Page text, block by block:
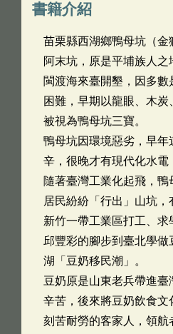
書籍介紹
苗栗縣西湖鄉鴨母坑（金
阿末坑，原是平埔族人之
閩渡海來臺開墾，因多數
困難，早期以龍眼、木炭
被視為鴨母坑三寶。
鴨母坑因環境惡劣，早年
辛，很晚才有現代化水電
隨著臺灣工業化起飛，鴨
居民紛紛「行出」山坑，
新竹一帶工業區打工、
邱豐彩的腳步到臺北學做
湖「豆奶移民潮」。
豆奶原是山東老兵帶進臺
辛苦，後來將豆奶飲食文
刻苦耐勞的客家人，領航